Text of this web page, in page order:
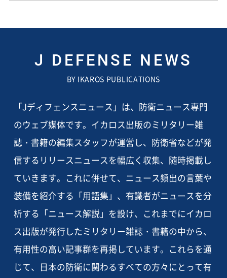
J DEFENSE NEWS
BY IKAROS PUBLICATIONS
「Jディフェンスニュース」は、防衛ニュース専門
のウェブ媒体です。イカロス出版のミリタリー雑
誌・書籍の編集スタッフが運営し、防衛省などが発
信するリリースニュースを幅広く収集、随時掲載し
ていきます。これに併せて、ニュース頻出の言葉や
装備を紹介する「用語集」、有識者がニュースを分
析する「ニュース解説」を設け、これまでにイカロ
ス出版が発行したミリタリー雑誌・書籍の中から、
有用性の高い記事群を再掲しています。これらを通
じて、日本の防衛に関わるすべての方々にとって有